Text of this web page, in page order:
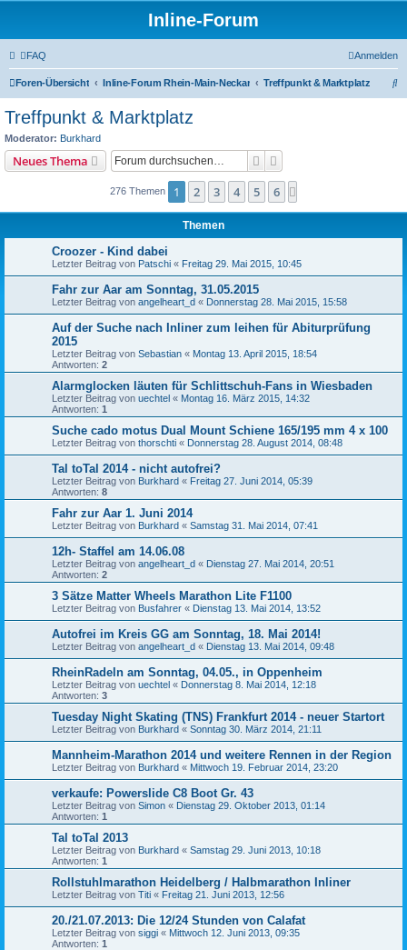
Inline-Forum
FAQ Anmelden
Foren-Übersicht Inline-Forum Rhein-Main-Neckar Treffpunkt & Marktplatz
S
Treffpunkt & Marktplatz
Moderator: Burkhard
Neues Thema Suche
276 Themen 1 2 3 4 5 6
Themen
Croozer - Kind dabei
Letzter Beitrag von Patschi « Freitag 29. Mai 2015, 10:45
Fahr zur Aar am Sonntag, 31.05.2015
Letzter Beitrag von angelheart_d « Donnerstag 28. Mai 2015, 15:58
Auf der Suche nach Inliner zum leihen für Abiturprüfung
2015
Letzter Beitrag von Sebastian « Montag 13. April 2015, 18:54
Antworten: 2
Alarmglocken läuten für Schlittschuh-Fans in Wiesbaden
Letzter Beitrag von uechtel « Montag 16. März 2015, 14:32
Antworten: 1
Suche cado motus Dual Mount Schiene 165/195 mm 4 x 100
Letzter Beitrag von thorschti « Donnerstag 28. August 2014, 08:48
Tal toTal 2014 - nicht autofrei?
Letzter Beitrag von Burkhard « Freitag 27. Juni 2014, 05:39
Antworten: 8
Fahr zur Aar 1. Juni 2014
Letzter Beitrag von Burkhard « Samstag 31. Mai 2014, 07:41
12h- Staffel am 14.06.08
Letzter Beitrag von angelheart_d « Dienstag 27. Mai 2014, 20:51
Antworten: 2
3 Sätze Matter Wheels Marathon Lite F1100
Letzter Beitrag von Busfahrer « Dienstag 13. Mai 2014, 13:52
Autofrei im Kreis GG am Sonntag, 18. Mai 2014!
Letzter Beitrag von angelheart_d « Dienstag 13. Mai 2014, 09:48
RheinRadeln am Sonntag, 04.05., in Oppenheim
Letzter Beitrag von uechtel « Donnerstag 8. Mai 2014, 12:18
Antworten: 3
Tuesday Night Skating (TNS) Frankfurt 2014 - neuer Startort
Letzter Beitrag von Burkhard « Sonntag 30. März 2014, 21:11
Mannheim-Marathon 2014 und weitere Rennen in der Region
Letzter Beitrag von Burkhard « Mittwoch 19. Februar 2014, 23:20
verkaufe: Powerslide C8 Boot Gr. 43
Letzter Beitrag von Simon « Dienstag 29. Oktober 2013, 01:14
Antworten: 1
Tal toTal 2013
Letzter Beitrag von Burkhard « Samstag 29. Juni 2013, 10:18
Antworten: 1
Rollstuhlmarathon Heidelberg / Halbmarathon Inliner
Letzter Beitrag von Titi « Freitag 21. Juni 2013, 12:56
20./21.07.2013: Die 12/24 Stunden von Calafat
Letzter Beitrag von siggi « Mittwoch 12. Juni 2013, 09:35
Antworten: 1